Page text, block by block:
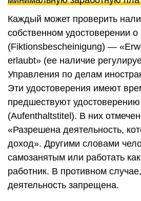
Каждый может проверить
собственном удостоверении
(Fiktionsbescheinigung) —
erlaubt» (ее наличие
Управления по делам
Эти удостоверения имеют
предшествуют
(Aufenthaltstitel). В них
«Разрешена деятельность,
доход». Другими словами
самозанятым или работать
работник. В противном
деятельность запрещена.